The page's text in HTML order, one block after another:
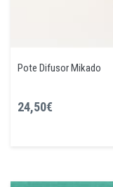
Pote Difusor Mikado
24,50€